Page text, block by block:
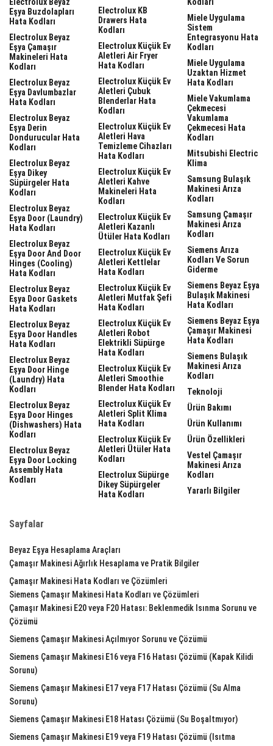
Eşya Buzdolapları
Hata Kodları
Electrolux Beyaz
Eşya Çamaşır
Makineleri Hata
Kodları
Electrolux Beyaz
Eşya Davlumbazlar
Hata Kodları
Electrolux Beyaz
Eşya Derin
Dondurucular Hata
Kodları
Electrolux Beyaz
Eşya Dikey
Süpürgeler Hata
Kodları
Electrolux Beyaz
Eşya Door (laundry)
Hata Kodları
Electrolux Beyaz
Eşya Door And Door
Hinges (cooling)
Hata Kodları
Electrolux Beyaz
Eşya Door Gaskets
Hata Kodları
Electrolux Beyaz
Eşya Door Handles
Hata Kodları
Electrolux Beyaz
Eşya Door Hinge
(laundry) Hata
Kodları
Electrolux Beyaz
Eşya Door Hinges
(dishwashers) Hata
Kodları
Electrolux Beyaz
Eşya Door Locking
Assembly Hata
Kodları
Electrolux KB
Drawers Hata
Kodları
Electrolux Küçük Ev
Aletleri Air Fryer
Hata Kodları
Electrolux Küçük Ev
Aletleri Çubuk
Blenderlar Hata
Kodları
Electrolux Küçük Ev
Aletleri Hava
Temizleme Cihazları
Hata Kodları
Electrolux Küçük Ev
Aletleri Kahve
Makineleri Hata
Kodları
Electrolux Küçük Ev
Aletleri Kazanlı
Ütüler Hata Kodları
Electrolux Küçük Ev
Aletleri Kettlelar
Hata Kodları
Electrolux Küçük Ev
Aletleri Mutfak Şefi
Hata Kodları
Electrolux Küçük Ev
Aletleri Robot
Elektrikli Süpürge
Hata Kodları
Electrolux Küçük Ev
Aletleri Smoothie
Blender Hata Kodları
Electrolux Küçük Ev
Aletleri Split Klima
Hata Kodları
Electrolux Küçük Ev
Aletleri Ütüler Hata
Kodları
Electrolux Süpürge
Dikey Süpürgeler
Hata Kodları
Miele Uygulama
Sistem
Entegrasyonu Hata
Kodları
Miele Uygulama
Uzaktan Hizmet
Hata Kodları
Miele Vakumlama
Çekmecesi
Vakumlama
Çekmecesi Hata
Kodları
Mitsubishi Electric
Klima
Samsung Bulaşık
Makinesi Arıza
Kodları
Samsung Çamaşır
Makinesi Arıza
Kodları
Siemens Arıza
Kodları Ve Sorun
Giderme
Siemens Beyaz Eşya
Bulaşık Makinesi
Hata Kodları
Siemens Beyaz Eşya
Çamaşır Makinesi
Hata Kodları
Siemens Bulaşık
Makinesi Arıza
Kodları
Teknoloji
Ürün Bakımı
Ürün Kullanımı
Ürün Özellikleri
Vestel Çamaşır
Makinesi Arıza
Kodları
Yararlı Bilgiler
Sayfalar
Beyaz Eşya Hesaplama Araçları
Çamaşır Makinesi Ağırlık Hesaplama ve Pratik Bilgiler
Çamaşır Makinesi Hata Kodları ve Çözümleri
Siemens Çamaşır Makinesi Hata Kodları ve Çözümleri
Çamaşır Makinesi E20 veya F20 Hatası: Beklenmedik Isınma Sorunu ve
Çözümü
Siemens Çamaşır Makinesi Açılmıyor Sorunu ve Çözümü
Siemens Çamaşır Makinesi E16 veya F16 Hatası Çözümü (Kapak Kilidi
Sorunu)
Siemens Çamaşır Makinesi E17 veya F17 Hatası Çözümü (Su Alma
Sorunu)
Siemens Çamaşır Makinesi E18 Hatası Çözümü (Su Boşaltmıyor)
Siemens Çamaşır Makinesi E19 veya F19 Hatası Çözümü (Isıtma